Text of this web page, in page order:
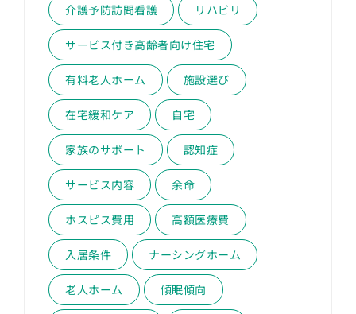
介護予防訪問看護 リハビリ
サービス付き高齢者向け住宅
有料老人ホーム 施設選び
在宅緩和ケア 自宅
家族のサポート 認知症
サービス内容 余命
ホスピス費用 高額医療費
入居条件 ナーシングホーム
老人ホーム 傾眠傾向